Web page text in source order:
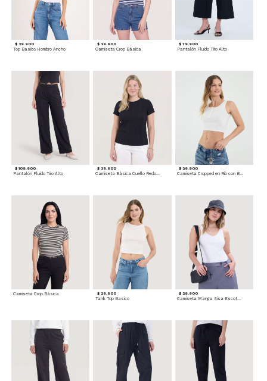
$ 39.900
Top Basico Hombro Ancho
$ 39.900
Camiseta Crop Básica
$ 79.900
Pantalón Fluido Tiro Alto
$ 109.900
Pantalón Fluido Tiro Alto
$ 39.900
Camiseta Básica Cuello Redondo
$ 39.900
Camiseta Cropped en Rib con Botones
Camiseta Crop Básica $ 29.900
Tank Top Basico
$ 29.900
Camiseta Manga Sisa Escotada